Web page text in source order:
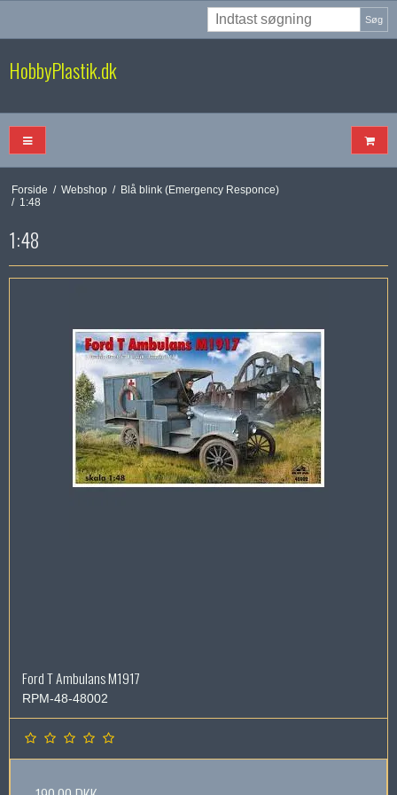
Søg
HobbyPlastik.dk
Forside / Webshop / Blå blink (Emergency Responce)
/ 1:48
1:48
Ford T Ambulans M1917
RPM-48-48002